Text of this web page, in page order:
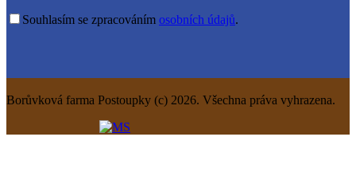
Souhlasím se zpracováním osobních údajů.
Borůvková farma Postoupky (c) 2026. Všechna práva vyhrazena.